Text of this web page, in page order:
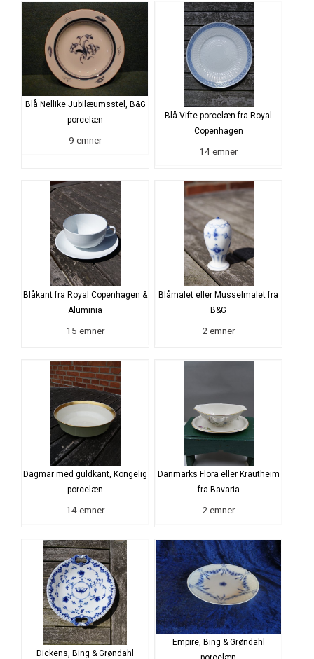
Blå Nellike Jubilæumsstel, B&G
porcelæn
9 emner
Blå Vifte porcelæn fra Royal
Copenhagen
14 emner
Blåkant fra Royal Copenhagen &
Aluminia
15 emner
Blåmalet eller Musselmalet fra
B&G
2 emner
Dagmar med guldkant, Kongelig
porcelæn
14 emner
Danmarks Flora eller Krautheim
fra Bavaria
2 emner
Dickens, Bing & Grøndahl
Empire, Bing & Grøndahl